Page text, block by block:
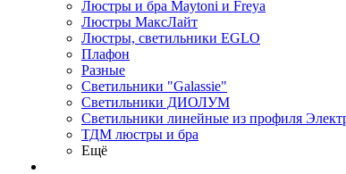
Люстры и бра Maytoni и Freya
Люстры МаксЛайт
Люстры, светильники EGLO
Плафон
Разные
Светильники "Galassie"
Светильники ДИОЛУМ
Светильники линейные из профиля
ТДМ люстры и бра
Ещё